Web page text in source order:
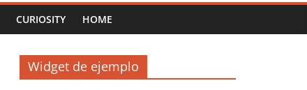
CURIOSITY HOME
Widget de ejemplo